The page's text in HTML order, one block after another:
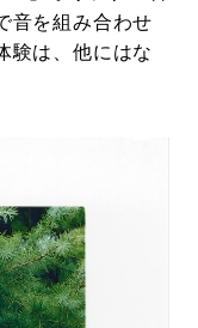
音を組み合わせ
験は、他にはな